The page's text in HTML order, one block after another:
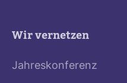
Wir vernetzen
Jahreskonferenz